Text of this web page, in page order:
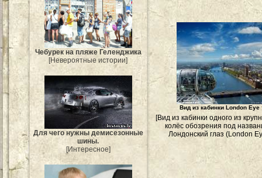
Чебурек на пляже Геленджика
[Невероятные истории]
Для чего нужны демисезонные
шины.
[Интересное]
Вид из кабинки London Eye
[Вид из кабинки одного из
колёс обозрения под
Лондонский глаз (London